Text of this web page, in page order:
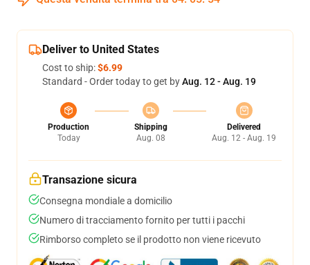
Deliver to United States
Cost to ship:$6.99
Standard - Order today to get byAug. 12 - Aug. 19
Production
Today
Shipping
Aug. 08
Delivered
Aug. 12 - Aug. 19
Transazione sicura
Consegna mondiale a domicilio
Numero di tracciamento fornito per tutti i pacchi
Rimborso completo se il prodotto non viene ricevuto